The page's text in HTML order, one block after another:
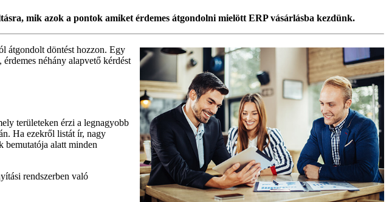
mik azok a pontok amiket érdemes átgondolni mielött ERP vásárlásba kezdünk.
átgondolt döntést hozzon. Egy
néhány alapvető kérdést
területeken érzi a legnagyobb
Ha ezekről listát ír, nagy
bemutatója alatt minden
rendszerben való